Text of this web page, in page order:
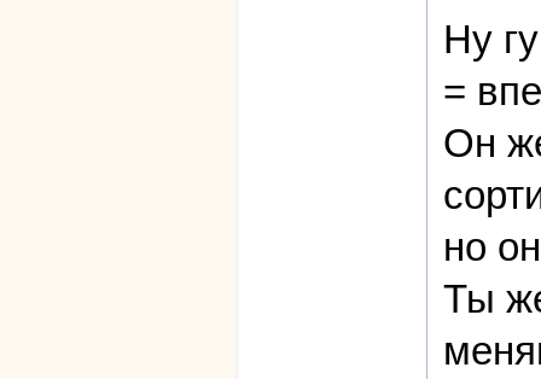
Ну
=
Он
но
Ты